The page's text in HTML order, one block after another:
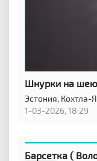
Шнурки на шею
Эстония, Кохтла-
1-03-2026, 18:29
Барсетка (